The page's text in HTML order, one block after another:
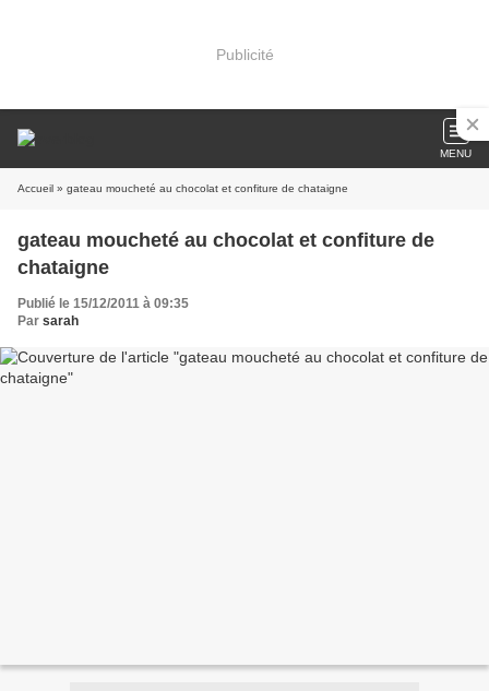
Publicité
MENU
Accueil » gateau moucheté au chocolat et confiture de chataigne
gateau moucheté au chocolat et confiture de
chataigne
Publié le 15/12/2011 à 09:35
Par sarah